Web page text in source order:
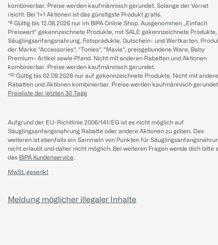
kombinierbar. Preise werden kaufmännisch gerundet. Solange der Vorrat
reicht. Bei 1+1 Aktionen ist das günstigste Produkt gratis.
*⁸ Gültig bis 12.08.2026 nur im BIPA Online Shop. Ausgenommen „Einfach
Preiswert“ gekennzeichnete Produkte, mit SALE gekennzeichnete Produkte,
Säuglingsanfangsnahrung, Fotoprodukte, Gutschein- und Wertkarten,
der Marke “Accessories“, “Tonies“, “Mavie“, preisgebundene Ware, Baby
Premium- Artikel sowie Pfand. Nicht mit anderen Rabatten und Aktionen
kombinierbar. Preise werden kaufmännisch gerundet.
*¹⁰ Gültig bis 02.09.2026 nur auf gekennzeichnete Produkte. Nicht mit
Rabatten und Aktionen kombinierbar. Preise werden kaufmännisch
Preisliste der letzten 30 Tage
Aufgrund der EU-Richtlinie 2006/141/EG ist es nicht möglich auf
Säuglingsanfangsnahrung Rabatte oder andere Aktionen zu geben. Des
weiteren ist ebenfalls ein Sammeln von Punkten für
nicht erlaubt und daher nicht möglich. Bei weiteren Fragen wende dich bitte
das BIPA Kundenservice.
MwSt. gesenkt
Meldung möglicher illegaler Inhalte